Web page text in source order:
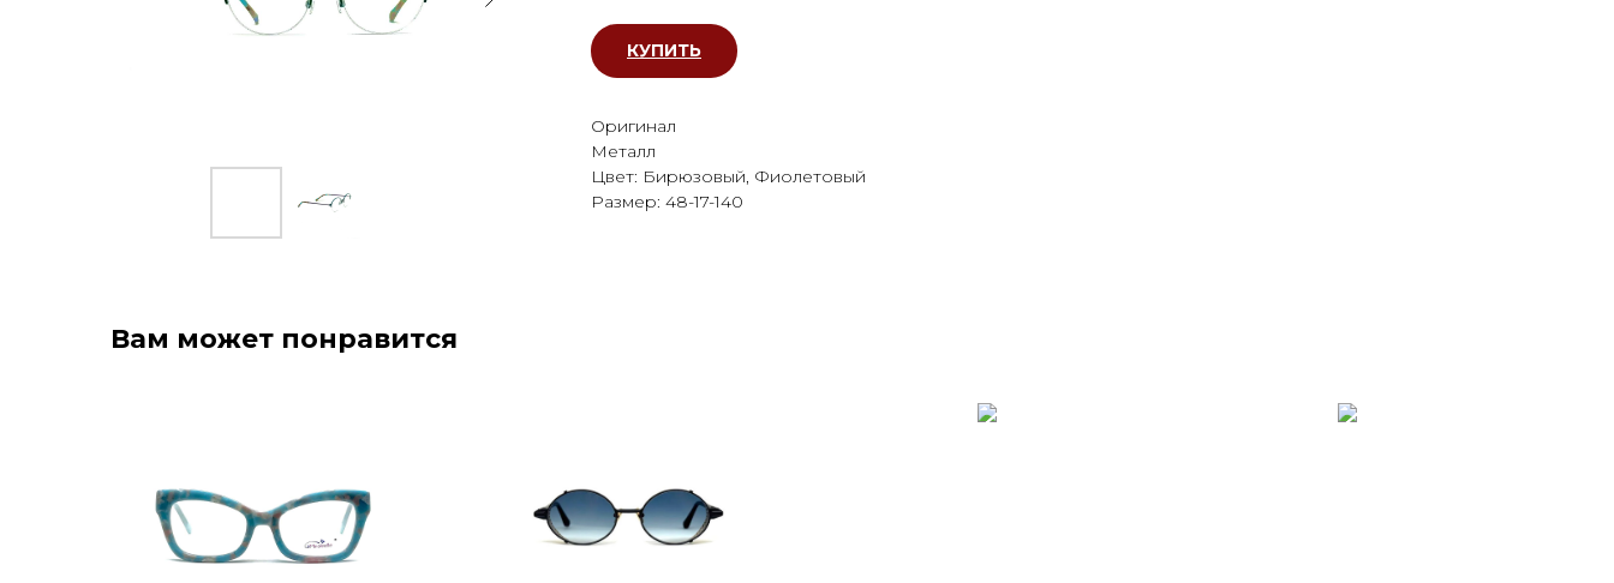
КУПИТЬ
Оригинал
Металл
Цвет: Бирюзовый, Фиолетовый
Размер: 48-17-140
Вам может понравится